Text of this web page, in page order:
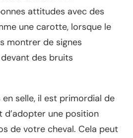
attitudes avec des
une carotte, lorsque le
montrer de signes
des bruits
selle, il est primordial de
d’adopter une position
de votre cheval. Cela peut